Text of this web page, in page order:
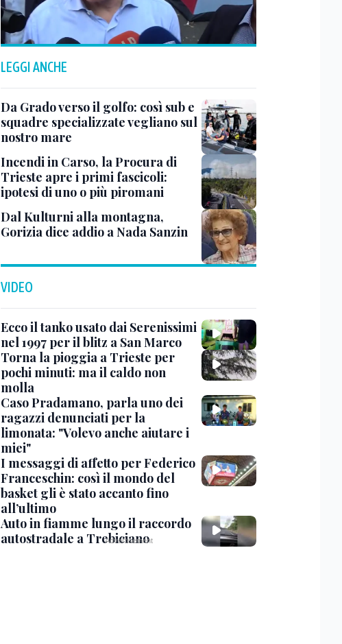
LEGGI ANCHE
Da Grado verso il golfo: così sub e
squadre specializzate vegliano sul
nostro mare
Incendi in Carso, la Procura di
Trieste apre i primi fascicoli:
ipotesi di uno o più piromani
Dal Kulturni alla montagna,
Gorizia dice addio a Nada Sanzin
VIDEO
Ecco il tanko usato dai Serenissimi
nel 1997 per il blitz a San Marco
Torna la pioggia a Trieste per
pochi minuti: ma il caldo non
molla
Caso Pradamano, parla uno dei
ragazzi denunciati per la
limonata: "Volevo anche aiutare i
miei"
I messaggi di affetto per Federico
Franceschin: così il mondo del
basket gli è stato accanto fino
all’ultimo
Auto in fiamme lungo il raccordo
autostradale a Trebiciano